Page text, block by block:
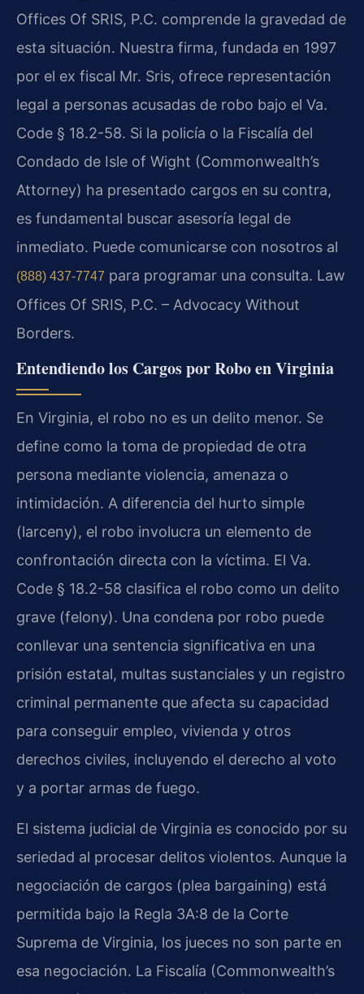
Offices Of SRIS, P.C. comprende la gravedad de
esta situación. Nuestra firma, fundada en 1997
por el ex fiscal Mr. Sris, ofrece representación
legal a personas acusadas de robo bajo el Va.
Code § 18.2-58. Si la policía o la Fiscalía del
Condado de Isle of Wight (Commonwealth’s
Attorney) ha presentado cargos en su contra,
es fundamental buscar asesoría legal de
inmediato. Puede comunicarse con nosotros al
(888) 437-7747 para programar una consulta. Law
Offices Of SRIS, P.C. – Advocacy Without
Borders.
Entendiendo los Cargos por Robo en Virginia
En Virginia, el robo no es un delito menor. Se
define como la toma de propiedad de otra
persona mediante violencia, amenaza o
intimidación. A diferencia del hurto simple
(larceny), el robo involucra un elemento de
confrontación directa con la víctima. El Va.
Code § 18.2-58 clasifica el robo como un delito
grave (felony). Una condena por robo puede
conllevar una sentencia significativa en una
prisión estatal, multas sustanciales y un registro
criminal permanente que afecta su capacidad
para conseguir empleo, vivienda y otros
derechos civiles, incluyendo el derecho al voto
y a portar armas de fuego.
El sistema judicial de Virginia es conocido por su
seriedad al procesar delitos violentos. Aunque la
negociación de cargos (plea bargaining) está
permitida bajo la Regla 3A:8 de la Corte
Suprema de Virginia, los jueces no son parte en
esa negociación. La Fiscalía (Commonwealth’s